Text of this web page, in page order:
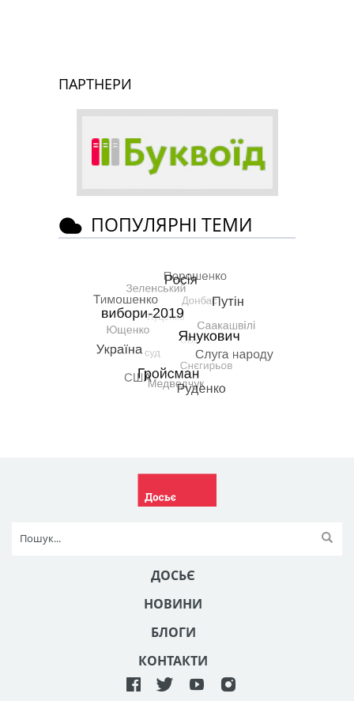
ПАРТНЕРИ
ПОПУЛЯРНІ ТЕМИ
ДОСЬЄ
НОВИНИ
БЛОГИ
КОНТАКТИ